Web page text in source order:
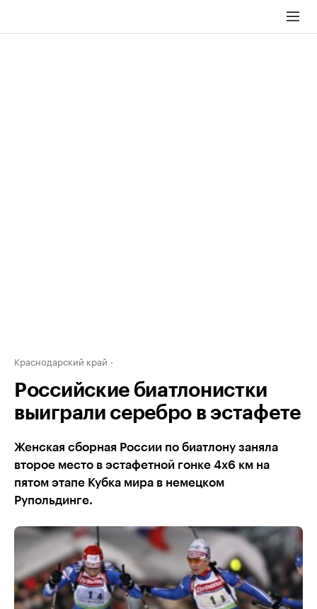
Краснодарский край
Российские биатлонистки
выиграли серебро в эстафете
Женская сборная России по биатлону заняла
второе место в эстафетной гонке 4х6 км на
пятом этапе Кубка мира в немецком
Рупольдинге.